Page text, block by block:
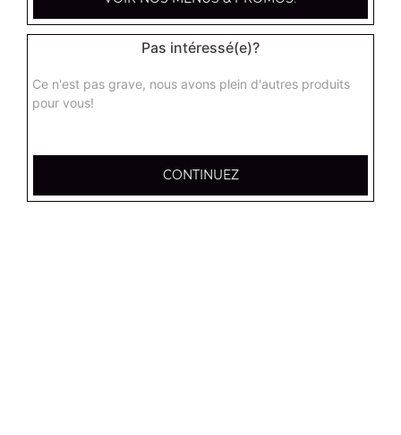
Tenders x12
13.00€
Pas intéressé(e)?
Ce n'est pas grave, nous avons plein d'autres produits
pour vous!
CONTINUEZ